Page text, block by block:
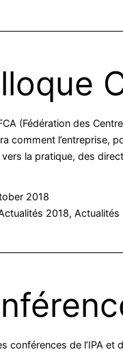
(Fédération des
comment l’entreprise,
la pratique, des
2018
2018, Actualités
conférences de l’IPA